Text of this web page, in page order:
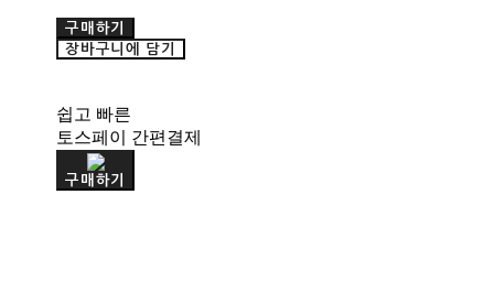
구매하기
장바구니에 담기
쉽고 빠른
토스페이 간편결제
구매하기